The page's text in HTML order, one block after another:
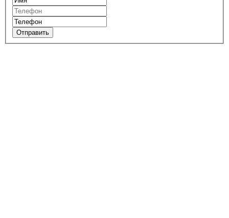
Отправить